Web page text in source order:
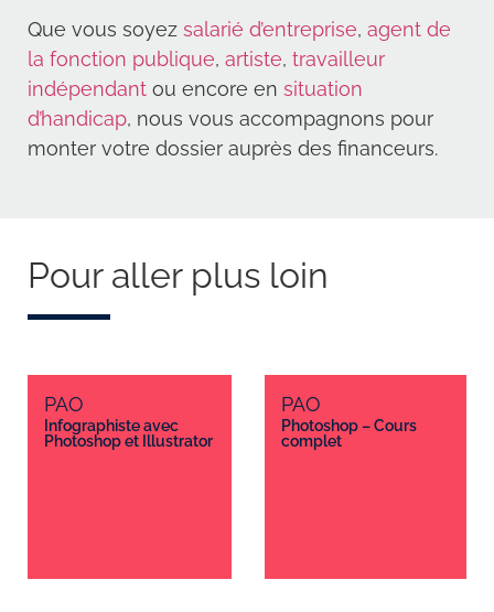
Que vous soyez salarié d’entreprise, agent de
la fonction publique, artiste, travailleur
indépendant ou encore en situation
d’handicap, nous vous accompagnons pour
monter votre dossier auprès des financeurs.
Pour aller plus loin
PAO
Infographiste avec
Photoshop et Illustrator
PAO
Photoshop – Cours
complet